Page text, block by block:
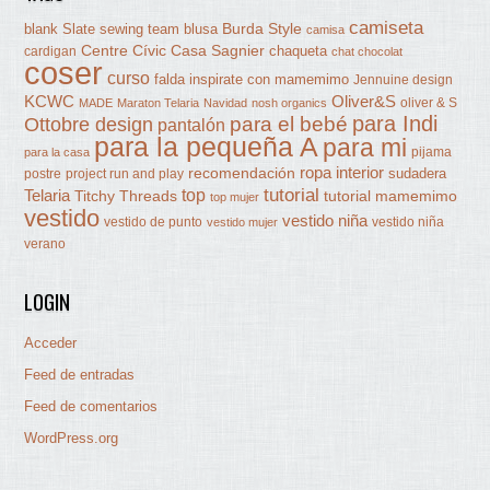
blank Slate sewing team blusa Burda Style camisa camiseta
cardigan Centre Cívic Casa Sagnier chaqueta chat chocolat
coser curso falda inspirate con mamemimo Jennuine design
KCWC MADE Maraton Telaria Navidad nosh organics Oliver&S oliver & S
Ottobre design pantalón para el bebé para Indi
para la casa para la pequeña Apara mi pijama
postre project run and play recomendación ropa interior sudadera
Telaria Titchy Threads top top mujer tutorial tutorial mamemimo
vestido vestido de punto vestido mujer vestido niña vestido niña
verano
LOGIN
Acceder
Feed de entradas
Feed de comentarios
WordPress.org